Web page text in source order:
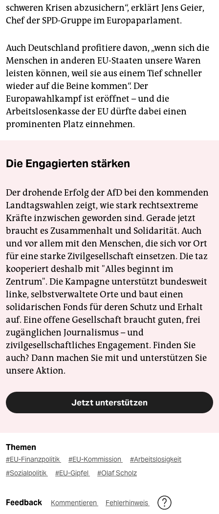
schweren Krisen abzusichern“, erklärt Jens Geier,
Chef der SPD-Gruppe im Europaparlament.
Auch Deutschland profitiere davon, „wenn sich die
Menschen in anderen EU-Staaten unsere Waren
leisten können, weil sie aus einem Tief schneller
wieder auf die Beine kommen“. Der
Europawahlkampf ist eröffnet – und die
Arbeitslosenkasse der EU dürfte dabei einen
prominenten Platz einnehmen.
Die Engagierten stärken
Der drohende Erfolg der AfD bei den kommenden
Landtagswahlen zeigt, wie stark rechtsextreme
Kräfte inzwischen geworden sind. Gerade jetzt
braucht es Zusammenhalt und Solidarität. Auch
und vor allem mit den Menschen, die sich vor Ort
für eine starke Zivilgesellschaft einsetzen. Die taz
kooperiert deshalb mit "Alles beginnt im
Zentrum". Die Kampagne unterstützt bundesweit
linke, selbstverwaltete Orte und baut einen
solidarischen Fonds für deren Schutz und Erhalt
auf. Eine offene Gesellschaft braucht guten, frei
zugänglichen Journalismus – und
zivilgesellschaftliches Engagement. Finden Sie
auch? Dann machen Sie mit und unterstützen Sie
unsere Aktion.
Jetzt unterstützen
Themen
#EU-Finanzpolitik #EU-Kommission
#Arbeitslosigkeit
#Sozialpolitik
#EU-Gipfel #Olaf Scholz
Feedback Kommentieren Fehlerhinweis